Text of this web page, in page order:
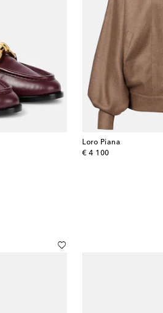
Loro Piana
€ 4 100
original price